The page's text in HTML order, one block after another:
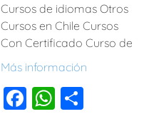
Cursos de idiomas Otros
Cursos en Chile Cursos
Con Certificado Curso de
Más información
F
W